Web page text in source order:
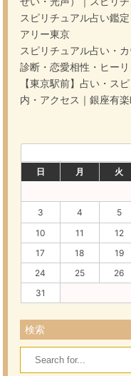
スピリチュアル占い鑑
アリー東京
スピリチュアル占い・
診断・恋愛相性・ヒー
【東京駅前】占い・ス
内・アクセス｜銀座有
日
月 火
3
4 5
10
11 12
17
18 19
24
25 26
31
検索
Search
for: